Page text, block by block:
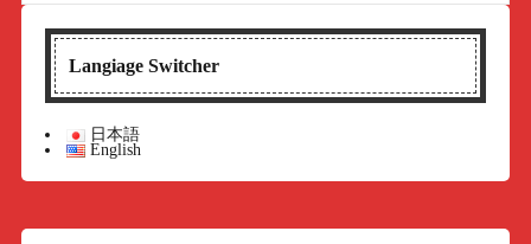
Langiage Switcher
日本語
English